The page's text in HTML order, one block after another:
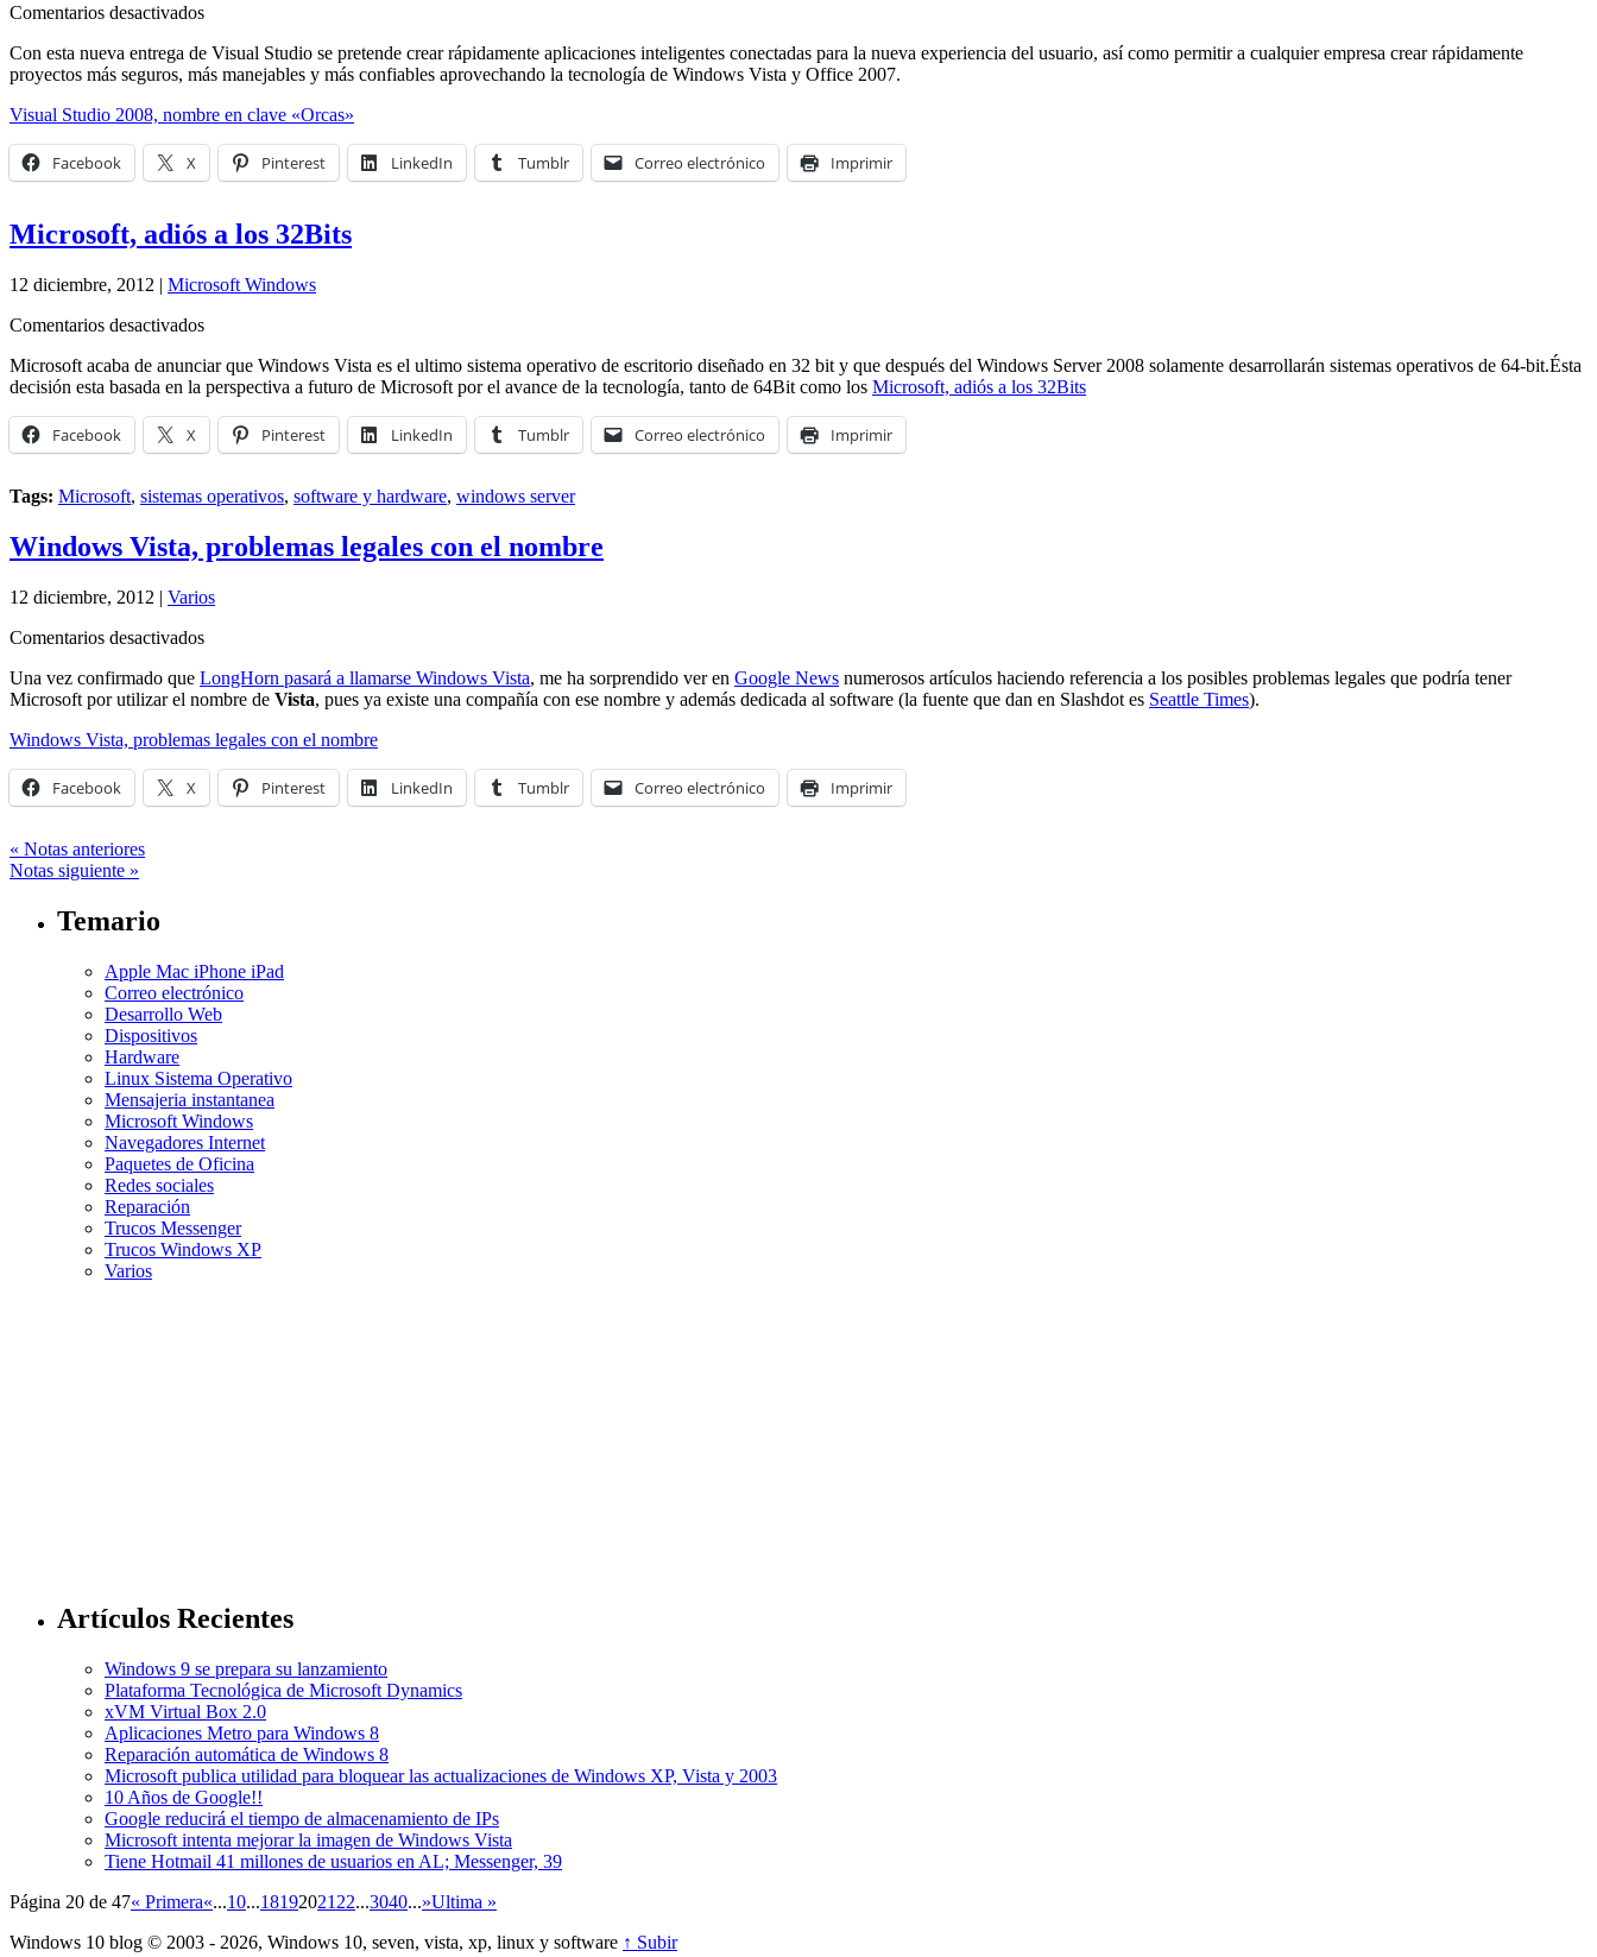
Comentarios desactivadosen
Studio
2008,
en
clave
«Orcas»
Con esta nueva entrega de Visual Studio se pretende crear rápidamente aplicaciones inteligentes conectadas para la nueva experiencia del usuario, así como permitir a cualquier empresa crear rápidamente
proyectos más seguros, más manejables y más confiables aprovechando la tecnología de Windows Vista y Office 2007.
Visual Studio 2008, nombre en clave «Orcas»
Facebook X Pinterest LinkedIn Tumblr Correo electrónico Imprimir
Microsoft, adiós a los 32Bits
12 diciembre, 2012 | Microsoft Windows
Comentarios desactivadosen
adiós
a
32Bits
Microsoft acaba de anunciar que Windows Vista es el ultimo sistema operativo de escritorio diseñado en 32 bit y que después del Windows Server 2008 solamente desarrollarán sistemas operativos de 64-bit.Ésta
decisión esta basada en la perspectiva a futuro de Microsoft por el avance de la tecnología, tanto de 64Bit como los Microsoft, adiós a los 32Bits
Facebook X Pinterest LinkedIn Tumblr Correo electrónico Imprimir
Tags: Microsoft, sistemas operativos, software y hardware, windows server
Windows Vista, problemas legales con el nombre
12 diciembre, 2012 | Varios
Comentarios desactivadosen
Vista,
problemas
con
el
nombre
Una vez confirmado que LongHorn pasará a llamarse Windows Vista, me ha sorprendido ver en Google News numerosos artículos haciendo referencia a los posibles problemas legales que podría tener
Microsoft por utilizar el nombre de Vista, pues ya existe una compañía con ese nombre y además dedicada al software (la fuente que dan en Slashdot es Seattle Times).
Windows Vista, problemas legales con el nombre
Facebook X Pinterest LinkedIn Tumblr Correo electrónico Imprimir
« Notas anteriores
Notas siguiente »
Temario
Apple Mac iPhone iPad
Correo electrónico
Desarrollo Web
Dispositivos
Hardware
Linux Sistema Operativo
Mensajeria instantanea
Microsoft Windows
Navegadores Internet
Paquetes de Oficina
Redes sociales
Reparación
Trucos Messenger
Trucos Windows XP
Varios
Artículos Recientes
Windows 9 se prepara su lanzamiento
Plataforma Tecnológica de Microsoft Dynamics
xVM Virtual Box 2.0
Aplicaciones Metro para Windows 8
Reparación automática de Windows 8
Microsoft publica utilidad para bloquear las actualizaciones de Windows XP, Vista y 2003
10 Años de Google!!
Google reducirá el tiempo de almacenamiento de IPs
Microsoft intenta mejorar la imagen de Windows Vista
Tiene Hotmail 41 millones de usuarios en AL; Messenger, 39
Página 20 de 47« Primera«...10...18192021 22...3040...»Ultima »
Windows 10 blog © 2003 - 2026, Windows 10, seven, vista, xp, linux y software ↑ Subir